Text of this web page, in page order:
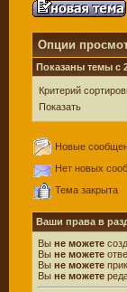
Опции
Показаны темы с
Критерий
Показать
Новые
Нет новых
Тема закрыта
Ваши права в
Вы не можете
Вы не можете
Вы не можете
Вы не можете